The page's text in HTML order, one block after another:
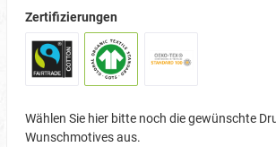
Zertifizierungen
Wählen Sie hier bitte noch die gewünschte
Wunschmotives aus.